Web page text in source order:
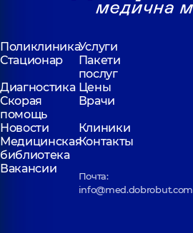
ПоликлиникаУслуги
Стационар
Пакети
послуг
Диагностика Цены
Скорая
помощь
Врачи
Новости
Клиники
Медицинская
библиотека
Контакты
Вакансии
Почта:
info@med.dobrobut.com